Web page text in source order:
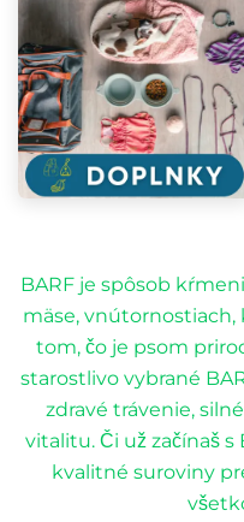
BARF je spôsob
mäse, vnútornostiach,
tom, čo je psom
starostlivo vybrané
zdravé trávenie,
vitalitu. Či už začínaš
kvalitné suroviny